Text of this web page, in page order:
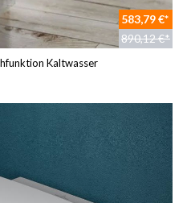
583,79 €*
890,12 €*
Kaltwasser